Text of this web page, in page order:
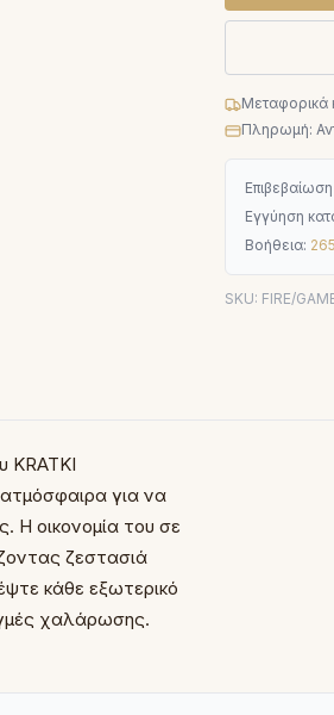
Μεταφορικά
Πληρωμή:
Εγγύηση
Βοήθεια:
SKU: FIRE/
KRATKI
για να
Η οικονομία του σε
ζεστασιά
κάθε εξωτερικό
χαλάρωσης.